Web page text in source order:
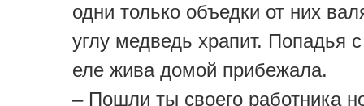
одни только объедки от них
углу медведь храпит. Попадья
еле жива домой прибежала.
– Пошли ты своего работника